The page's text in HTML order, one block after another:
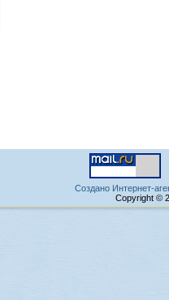
Создано Интернет-
Copyright ©